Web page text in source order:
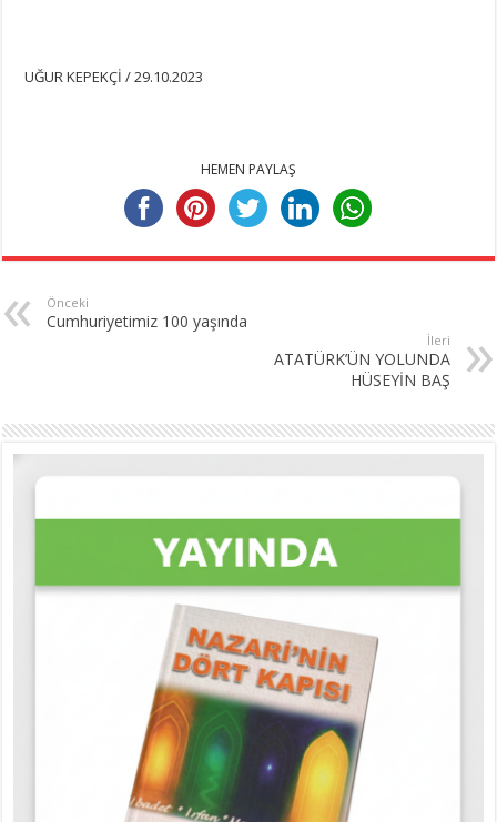
UĞUR KEPEKÇİ / 29.10.2023
HEMEN PAYLAŞ
Önceki
Cumhuriyetimiz 100 yaşında
İleri
ATATÜRK’ÜN YOLUNDA
HÜSEYİN BAŞ